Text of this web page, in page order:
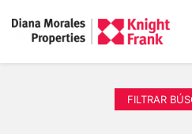
FILTRAR